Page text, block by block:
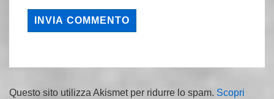
Questo sito utilizza Akismet per ridurre lo spam. Scopri